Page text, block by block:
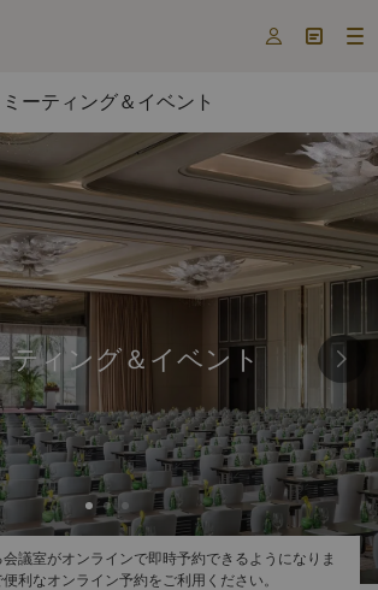
  
ミーティング＆イベント
ティング＆イベント
議室がオンラインで即時予約できるようになりま
利なオンライン予約をご利用ください。